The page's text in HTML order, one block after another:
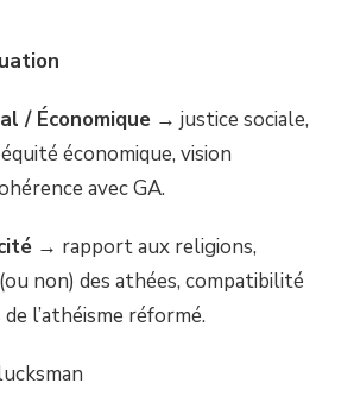
/ Économique → justice sociale,
économique, vision
avec GA.
→ rapport aux religions,
non) des athées, compatibilité
l’athéisme réformé.